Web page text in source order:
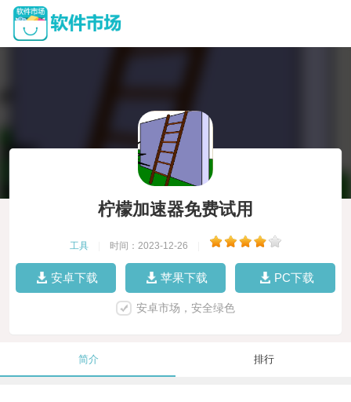
柠檬加速器免费试用
工具 时间：2023-12-26
安卓下载 苹果下载 PC下载
安卓市场，安全绿色
简介 排行